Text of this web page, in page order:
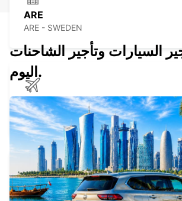
ARE
ARE - SWEDEN
SUNDSVALL MIDLANDA APT -
SUNDSVALL - SWEDEN
SUNDSVALL - IKC
السيارات وتأجير الشاحنات
اليوم.